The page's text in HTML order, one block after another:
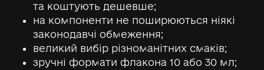
та коштують дешевше;
на компоненти не поширюються ніякі
законодавчі обмеження;
великий вибір різноманітних смаків;
зручні формати флакона 10 або 30 мл;